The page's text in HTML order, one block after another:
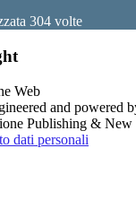
304 volte
and powered
Publishing & New
dati personali